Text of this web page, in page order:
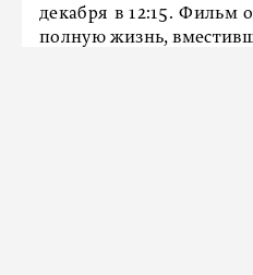
декабря в 12:15. Фильм
полную жизнь,